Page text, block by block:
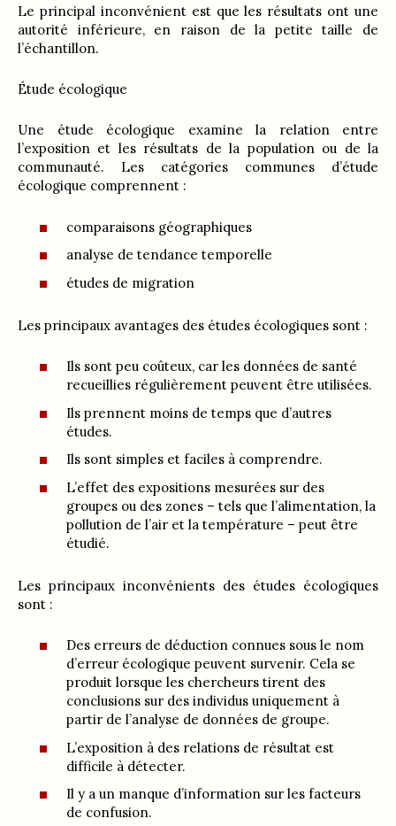
Le principal inconvénient est que les résultats ont une
autorité inférieure, en raison de la petite taille de
l’échantillon.
Étude écologique
Une étude écologique examine la relation entre
l’exposition et les résultats de la population ou de la
communauté. Les catégories communes d’étude
écologique comprennent :
comparaisons géographiques
analyse de tendance temporelle
études de migration
Les principaux avantages des études écologiques sont :
Ils sont peu coûteux, car les données de santé
recueillies régulièrement peuvent être utilisées.
Ils prennent moins de temps que d’autres
études.
Ils sont simples et faciles à comprendre.
L’effet des expositions mesurées sur des
groupes ou des zones – tels que l’alimentation, la
pollution de l’air et la température – peut être
étudié.
Les principaux inconvénients des études écologiques
sont :
Des erreurs de déduction connues sous le nom
d’erreur écologique peuvent survenir. Cela se
produit lorsque les chercheurs tirent des
conclusions sur des individus uniquement à
partir de l’analyse de données de groupe.
L’exposition à des relations de résultat est
difficile à détecter.
Il y a un manque d’information sur les facteurs
de confusion.